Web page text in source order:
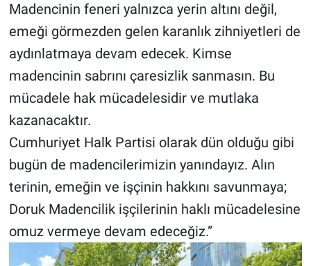
Madencinin feneri yalnızca yerin altını değil,
emeği görmezden gelen karanlık zihniyetleri de
aydınlatmaya devam edecek. Kimse
madencinin sabrını çaresizlik sanmasın. Bu
mücadele hak mücadelesidir ve mutlaka
kazanacaktır.
Cumhuriyet Halk Partisi olarak dün olduğu gibi
bugün de madencilerimizin yanındayız. Alın
terinin, emeğin ve işçinin hakkını savunmaya;
Doruk Madencilik işçilerinin haklı mücadelesine
omuz vermeye devam edeceğiz.”